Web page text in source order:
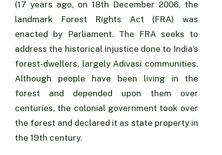
(17 years ago, on 18th December 2006, the
landmark Forest Rights Act (FRA) was
enacted by Parliament. The FRA seeks to
address the historical injustice done to India’s
forest-dwellers, largely Adivasi communities.
Although people have been living in the
forest and depended upon them over
centuries, the colonial government took over
the forest and declared it as state property in
the 19th century.